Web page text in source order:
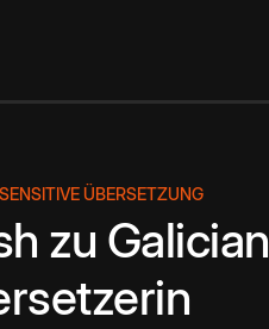
ÜBERSETZUNG
zu Galician